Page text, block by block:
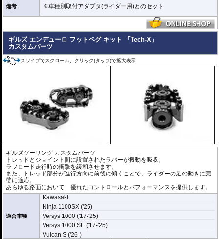
備考 ※車種別取付アダプタ(ライダー用)とのセット
ギルズ エンデューロ フットペグ キット 「Tech-X」
カスタムパーツ
スワイプでスクロール、クリック(タップ)で拡大表示
ギルズツーリング カスタムパーツ
トレッドとジョイント間に設置されたラバーが振動を吸収。
ラフロード走行時の衝撃を緩和させます。
また、トレッド部分が進行方向に前後に傾くことで、ライダーの足の動きに完
璧に適応。
あらゆる路面において、優れたコントロールとパフォーマンスを提供します。
適合車種
Kawasaki
Ninja 1100SX ('25)
Versys 1000 ('17-'25)
Versys 1000 SE ('17-'25)
Vulcan S ('26-)